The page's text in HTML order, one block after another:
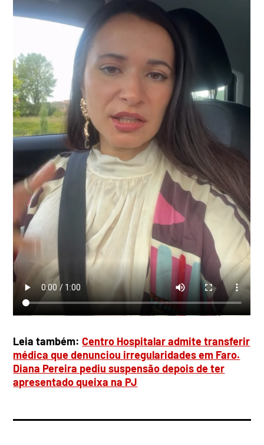
Leia também:Centro Hospitalar admite transferir
médica que denunciou irregularidades em Faro.
Diana Pereira pediu suspensão depois de ter
apresentado queixa na PJ